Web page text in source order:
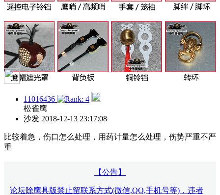
11016436
松雀鹰
沙发 2018-12-13 23:17:08
比较着急，伤口怎么处理，用药计量怎么处理，伤势严重不严
重
【公告】
论坛除鹰具版禁止留联系方式(微信,QQ,手机号等)，违者